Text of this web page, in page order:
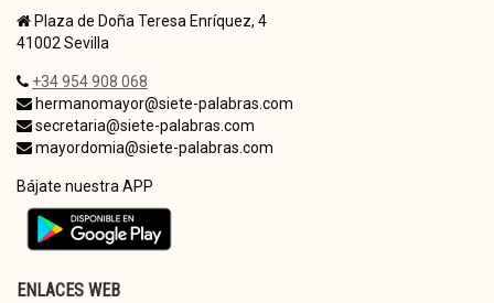
Plaza de Doña Teresa Enríquez, 4
41002 Sevilla
+34 954 908 068
hermanomayor@siete-palabras.com
secretaria@siete-palabras.com
mayordomia@siete-palabras.com
Bájate nuestra APP
ENLACES WEB